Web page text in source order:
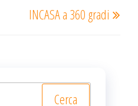
INCASA a 360 gradi